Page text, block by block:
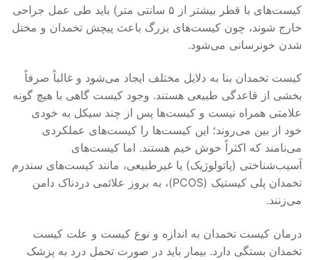
کیست‌های با قطر بیشتر از ۵ سانتی متر) باید طی عمل جراحی
خارج شوند، چون کیست‌های بزرگ باعث پیچش تخمدان و مختل
شدن خونرسانی می‌شود.
کیست تخمدان بنا به دلایل مختلف ایجاد می‌شود و غالباً صرفاً
بخشی از قاعدگی طبیعی هستند. وجود کیست گاهی با هیچ گونه
علامتی همراه نیست و کیست‌ها پس از چند سیکل به خودی
خود از بین می‌روند؛ این کیست‌ها را کیست‌های عملکردی
می‌نامند که اکثراً خوش خیم هستند. اما کیست‌های
آسیب‌شناختی (پاتولوژیک) یا غیرطبیعی، مانند کیست‌های سندرم
تخمدان پلی کیستیک (PCOS)، به بروز علائمی دردناک دامن
می‌زنند.
درمان کیست تخمدان به اندازه و نوع کیست و علت کیست
تخمدان بستگی دارد. بیمار باید در صورت تحمل درد به پزشک